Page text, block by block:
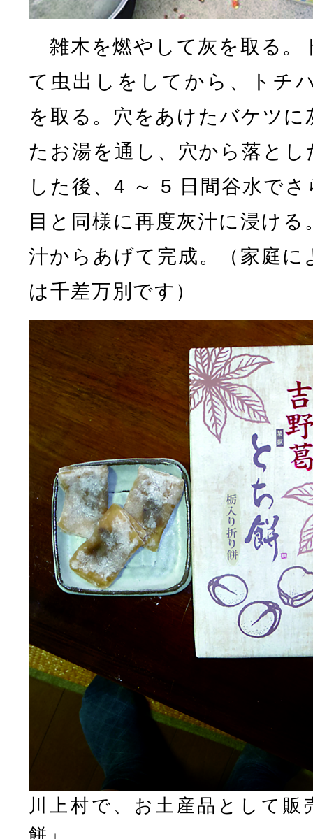
雑木を燃やして灰を取る。
て虫出しをしてから、トチ
を取る。穴をあけたバケツ
たお湯を通し、穴から落と
した後、4 ～ 5 日間谷水で
目と同様に再度灰汁に浸け
汁からあげて完成。（家庭に
は千差万別です）
川上村で、お土産品として